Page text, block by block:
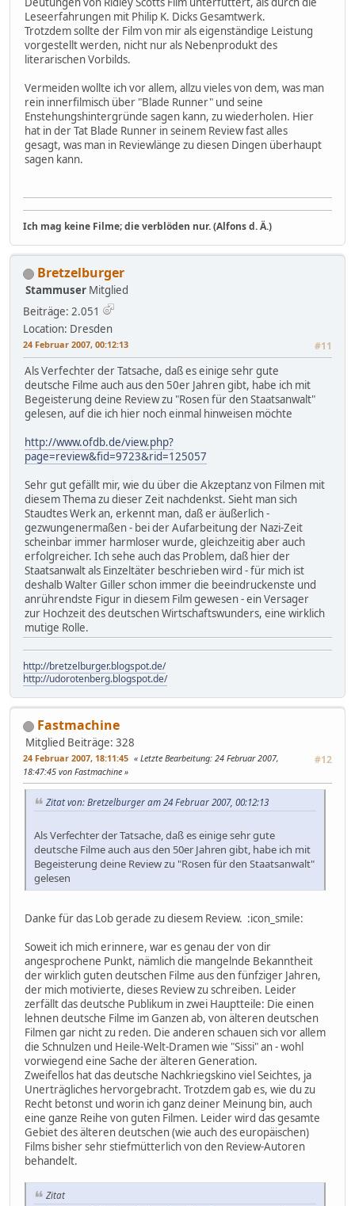
Leseerfahrungen mit Philip K. Dicks Gesamtwerk.
Trotzdem sollte der Film von mir als eigenständige Leistung
vorgestellt werden, nicht nur als Nebenprodukt des
literarischen Vorbilds.
Vermeiden wollte ich vor allem, allzu vieles von dem, was man
rein innerfilmisch über "Blade Runner" und seine
Enstehungshintergründe sagen kann, zu wiederholen. Hier
hat in der Tat Blade Runner in seinem Review fast alles
gesagt, was man in Reviewlänge zu diesen Dingen überhaupt
sagen kann.
Ich mag keine Filme; die verblöden nur. (Alfons d. Ä.)
Bretzelburger
Stammuser Mitglied
Beiträge: 2.051
Location: Dresden
24 Februar 2007, 00:12:13 #11
Als Verfechter der Tatsache, daß es einige sehr gute
deutsche Filme auch aus den 50er Jahren gibt, habe ich mit
Begeisterung deine Review zu "Rosen für den Staatsanwalt"
gelesen, auf die ich hier noch einmal hinweisen möchte
http://www.ofdb.de/view.php?
page=review&fid=9723&rid=125057
Sehr gut gefällt mir, wie du über die Akzeptanz von Filmen mit
diesem Thema zu dieser Zeit nachdenkst. Sieht man sich
Staudtes Werk an, erkennt man, daß er äußerlich -
gezwungenermaßen - bei der Aufarbeitung der Nazi-Zeit
scheinbar immer harmloser wurde, gleichzeitig aber auch
erfolgreicher. Ich sehe auch das Problem, daß hier der
Staatsanwalt als Einzeltäter beschrieben wird - für mich ist
deshalb Walter Giller schon immer die beeindruckenste und
anrührendste Figur in diesem Film gewesen - ein Versager
zur Hochzeit des deutschen Wirtschaftswunders, eine wirklich
mutige Rolle.
http://bretzelburger.blogspot.de/
http://udorotenberg.blogspot.de/
Fastmachine
Mitglied Beiträge: 328
24 Februar 2007, 18:11:45 #12
Letzte Bearbeitung: 24 Februar 2007,
18:47:45 von Fastmachine
Zitat von: Bretzelburger am 24 Februar 2007, 00:12:13
Als Verfechter der Tatsache, daß es einige sehr gute
deutsche Filme auch aus den 50er Jahren gibt, habe ich mit
Begeisterung deine Review zu "Rosen für den Staatsanwalt"
gelesen
Danke für das Lob gerade zu diesem Review. :icon_smile:
Soweit ich mich erinnere, war es genau der von dir
angesprochene Punkt, nämlich die mangelnde Bekanntheit
der wirklich guten deutschen Filme aus den fünfziger Jahren,
der mich motivierte, dieses Review zu schreiben. Leider
zerfällt das deutsche Publikum in zwei Hauptteile: Die einen
lehnen deutsche Filme im Ganzen ab, von älteren deutschen
Filmen gar nicht zu reden. Die anderen schauen sich vor allem
die Schnulzen und Heile-Welt-Dramen wie "Sissi" an - wohl
vorwiegend eine Sache der älteren Generation.
Zweifellos hat das deutsche Nachkriegskino viel Seichtes, ja
Unerträgliches hervorgebracht. Trotzdem gab es, wie du zu
Recht betonst und worin ich ganz deiner Meinung bin, auch
eine ganze Reihe von guten Filmen. Leider wird das gesamte
Gebiet des älteren deutschen (wie auch des europäischen)
Films bisher sehr stiefmütterlich von den Review-Autoren
behandelt.
Zitat